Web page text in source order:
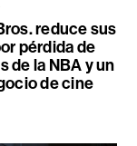
reduce sus
pérdida de
de la NBA y un
de cine